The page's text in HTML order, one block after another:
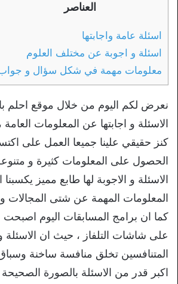
العناصر
اسئلة عامة واجابتها
اسئلة و اجوبة عن مختلف العلوم
معلومات مهمة في شكل سؤال و
نعرض لكم اليوم من خلال موقع احلم
الاسئلة و اجابتها عن المعلومات العامة
كنز حقيقي علينا جميعا العمل على
الحصول على المعلومات كثيرة و
الاسئلة و الاجوبة لها طابع مميز
المعلومات المهمة عن شتى المجالات و
كما ان برامج المسابقات اليوم اصبحت
على شاشات التلفاز ، حيث ان الاسئلة و
المتنافسين تخلق منافسة ساخنة
اكبر قدر من الاسئلة بالصورة